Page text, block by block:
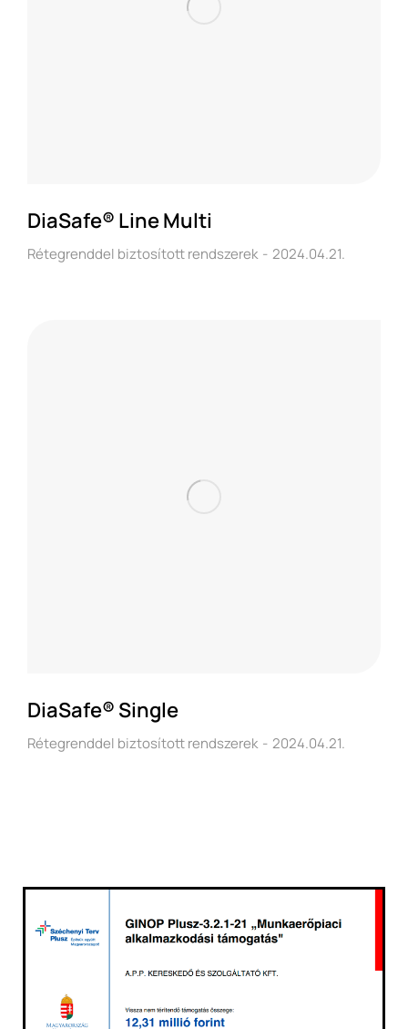
DiaSafe® Line Multi
Rétegrenddel biztosított rendszerek 2024.04.21.
DiaSafe® Single
Rétegrenddel biztosított rendszerek 2024.04.21.